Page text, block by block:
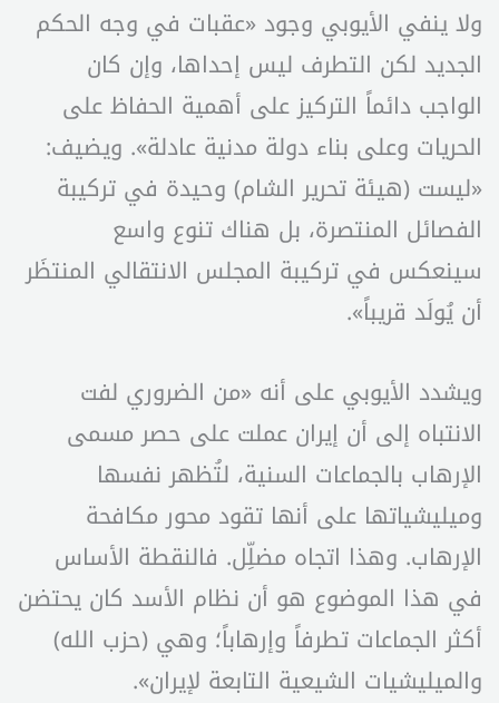
ولا ينفي الأيوبي وجود «عقبات في وجه الحكم
الجديد لكن التطرف ليس إحداها، وإن كان
الواجب دائماً التركيز على أهمية الحفاظ على
الحريات وعلى بناء دولة مدنية عادلة». ويضيف:
«ليست (هيئة تحرير الشام) وحيدة في تركيبة
الفصائل المنتصرة، بل هناك تنوع واسع
سينعكس في تركيبة المجلس الانتقالي المنتظَر
أن يُولَد قريباً».
ويشدد الأيوبي على أنه «من الضروري لفت
الانتباه إلى أن إيران عملت على حصر مسمى
الإرهاب بالجماعات السنية، لتُظهر نفسها
وميليشياتها على أنها تقود محور مكافحة
الإرهاب. وهذا اتجاه مضلِّل. فالنقطة الأساس
في هذا الموضوع هو أن نظام الأسد كان يحتضن
أكثر الجماعات تطرفاً وإرهاباً؛ وهي (حزب الله)
والميليشيات الشيعية التابعة لإيران».